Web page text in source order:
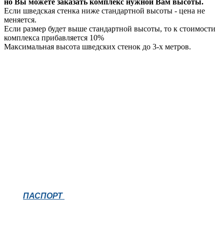
но Вы можете заказать комплекс нужной Вам высоты.
Если шведская стенка ниже стандартной высоты - цена не
меняется.
Если размер будет выше стандартной высоты, то к стоимости
комплекса прибавляется 10%
Максимальная высота шведских стенок до 3-х метров.
ПАСПОРТ